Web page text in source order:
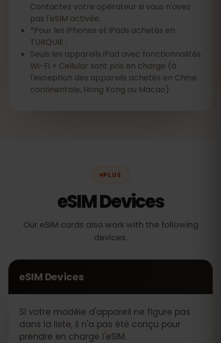
Contactez votre opérateur si vous n'avez
pas l'eSIM activée.
*Pour les iPhones et iPads achetés en
TURQUIE :
Seuls les appareils iPad avec fonctionnalités
Wi-Fi + Cellular sont pris en charge (à
l'exception des appareils achetés en Chine
continentale, Hong Kong ou Macao).
PLUS
eSIM Devices
Our eSIM cards also work with the following
devices.
eSIM Devices
Si votre modèle d'appareil ne figure pas
dans la liste, il n'a pas été conçu pour
prendre en charge l'eSIM.